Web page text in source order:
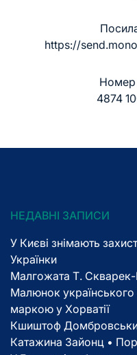
https://
Номер
4874
НЕДАВНІ ЗАПИСИ
У Києві знімають
Українки
Малгожата Т. Скварек-
Малюнок
маркою у Хорватії
Кшиштоф
Катажина Зайонц •